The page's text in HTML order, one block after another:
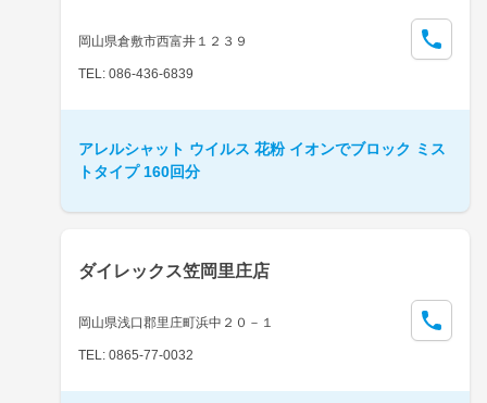
岡山県倉敷市西富井１２３９
TEL: 086-436-6839
アレルシャット ウイルス 花粉 イオンでブロック ミス
トタイプ 160回分
ダイレックス笠岡里庄店
岡山県浅口郡里庄町浜中２０－１
TEL: 0865-77-0032